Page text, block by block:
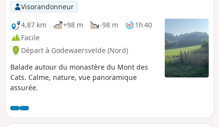
Visorandonneur
4,87 km
+98 m -98 m
1h 40
Facile
Départ à Godewaersvelde (Nord)
Balade autour du monastère du Mont des
Cats. Calme, nature, vue panoramique
assurée.